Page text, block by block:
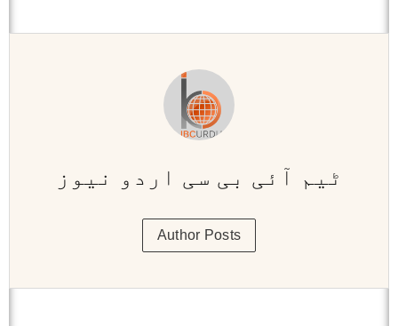
ٹیم آئی بی سی اردو نیوز
Author Posts